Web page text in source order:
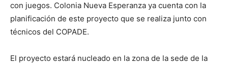
con juegos. Colonia Nueva Esperanza ya cuenta con la
planificación de este proyecto que se realiza junto con
técnicos del COPADE.
El proyecto estará nucleado en la zona de la sede de la